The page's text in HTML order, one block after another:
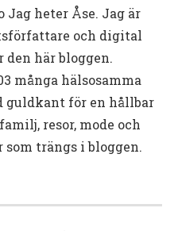
Jag heter Åse. Jag är
och digital
här bloggen.
många hälsosamma
guldkant för en hållbar
resor, mode och
trängs i bloggen.